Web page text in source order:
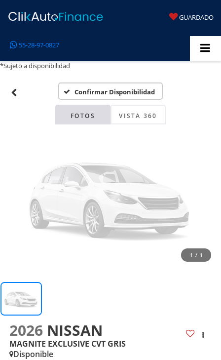
GUARDADO
55-28-97-0827
*Sujeto a disponibilidad
Confirmar Disponibilidad
FOTOS VISTA 360
Disponibles
Por favor, revise luego
1 / 1
2026 NISSAN
MAGNITE EXCLUSIVE CVT GRIS
Disponible